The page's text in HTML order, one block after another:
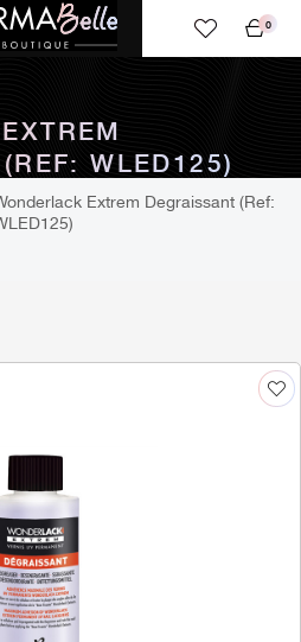
panier
0
WLED125)
Extrem Degraissant (Ref: